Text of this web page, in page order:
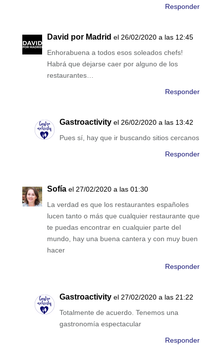
Responder
David por Madrid el 26/02/2020 a las 12:45
Enhorabuena a todos esos soleados chefs!
Habrá que dejarse caer por alguno de los
restaurantes…
Responder
Gastroactivity el 26/02/2020 a las 13:42
Pues sí, hay que ir buscando sitios cercanos
Responder
Sofía el 27/02/2020 a las 01:30
La verdad es que los restaurantes españoles
lucen tanto o más que cualquier restaurante que
te puedas encontrar en cualquier parte del
mundo, hay una buena cantera y con muy buen
hacer
Responder
Gastroactivity el 27/02/2020 a las 21:22
Totalmente de acuerdo. Tenemos una
gastronomía espectacular
Responder